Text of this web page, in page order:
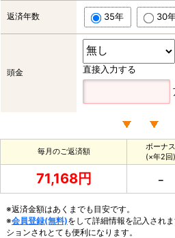
返済年数 35年 30
頭金 直接入力する
毎月のご返済額
ボーナス
(×年2回)
71,168円 －
※返済金額はあくまでも目安です。
※会員登録(無料)をして詳細情報を記入され
ションされとても便利になります。